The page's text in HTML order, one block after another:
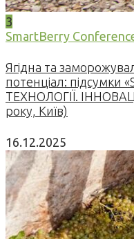
3
SmartBerry
Ягідна та
потенціал: підсумки
ТЕХНОЛОГІЇ.
року, Київ)
16.12.2025